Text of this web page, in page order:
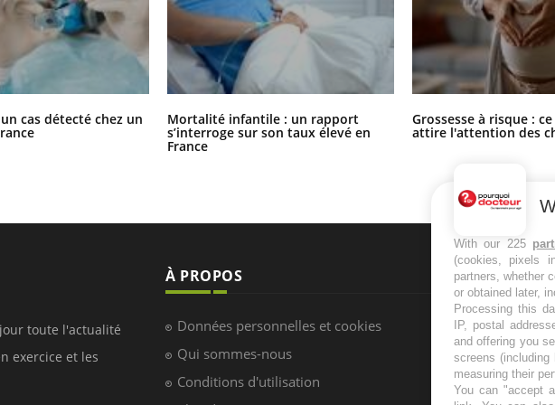
cas détecté chez un Mortalité infantile : un rapport
s’interroge sur son taux élevé en
France
Grossesse à risque :
attire l'attention des
toute l'actualité
exercice et les
À PROPOS
Données personnelles et cookies
Qui sommes-nous
Conditions d'utilisation
Recevez
infos santé
With our 225
(cookies, pixels
partners, whether
or obtained later,
Processing this
IP, postal
and offering you
screens
measuring their
You can "accept